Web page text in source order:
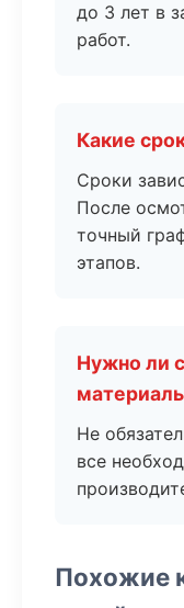
до 3 лет в
работ.
Какие
Сроки
После
точный
этапов.
Нужно ли
Не
все
Похожие